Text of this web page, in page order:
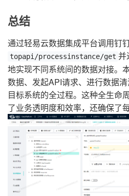
总结
通过轻易云数据集成平台调用钉
topapi/processinstance/get 并
地实现不同系统间的数据对接。
数据、发起API请求、进行数据
目标系统的全过程。这种全生命
了业务透明度和效率，还确保了